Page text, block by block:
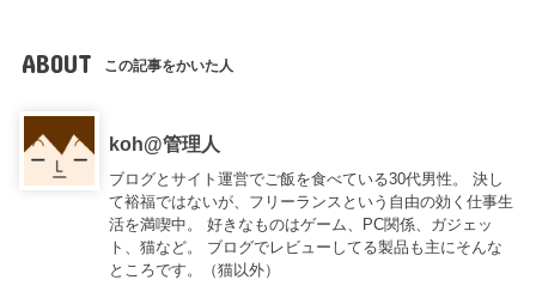
ABOUT この記事をかいた人
koh@管理人
ブログとサイト運営でご飯を食べている30代男性。 決し
て裕福ではないが、フリーランスという自由の効く仕事生
活を満喫中。 好きなものはゲーム、PC関係、ガジェッ
ト、猫など。 ブログでレビューしてる製品も主にそんな
ところです。（猫以外）